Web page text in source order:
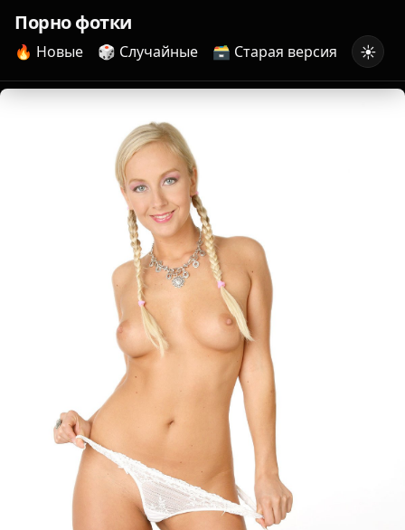
Порно фотки
🔥 Новые 🎲 Случайные 🗃️ Старая версия ☀️